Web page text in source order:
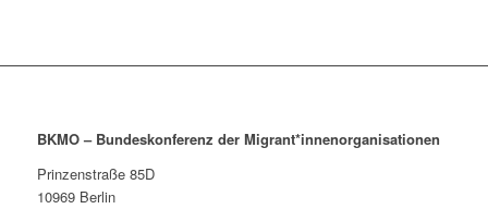
BKMO – Bundeskonferenz der Migrant*innenorganisationen
Prinzenstraße 85D
10969Berlin